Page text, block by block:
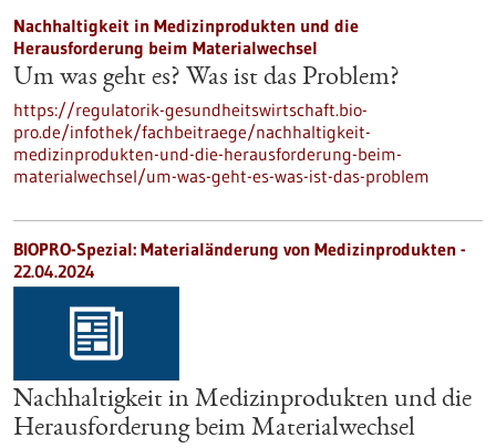
Nachhaltigkeit in Medizinprodukten und die
Herausforderung beim Materialwechsel
Um was geht es? Was ist das Problem?
https://regulatorik-gesundheitswirtschaft.bio-
pro.de/infothek/fachbeitraege/nachhaltigkeit-
medizinprodukten-und-die-herausforderung-beim-
materialwechsel/um-was-geht-es-was-ist-das-problem
BIOPRO-Spezial: Materialänderung von Medizinprodukten -
22.04.2024
Nachhaltigkeit in Medizinprodukten und die
Herausforderung beim Materialwechsel